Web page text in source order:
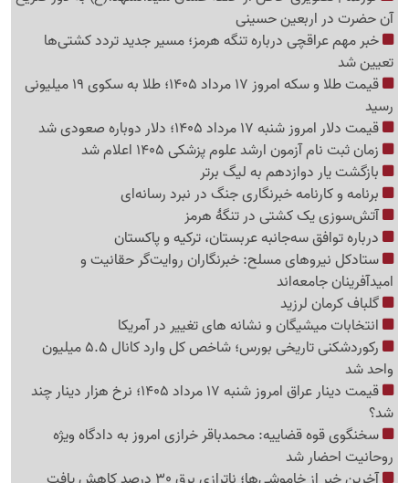
آن حضرت در اربعین حسینی
خبر مهم عراقچی درباره تنگه هرمز؛ مسیر جدید تردد کشتی‌ها
تعیین شد
قیمت طلا و سکه امروز 17 مرداد 1405؛ طلا به سکوی 19 میلیونی
رسید
قیمت دلار امروز شنبه 17 مرداد 1405؛ دلار دوباره صعودی شد
زمان ثبت نام آزمون ارشد علوم پزشکی 1405 اعلام شد
بازگشت یار دوازدهم به لیگ برتر
برنامه و کارنامه خبرنگاری جنگ در نبرد رسانه‌ای
آتش‌سوزی یک کشتی در تنگهٔ هرمز
درباره توافق سه‌جانبه عربستان، ترکیه و پاکستان
ستادکل نیروهای مسلح: خبرنگاران روایت‌گر حقانیت و
امیدآفرینان جامعه‌اند
گلباف کرمان لرزید
انتخابات میشیگان و نشانه های تغییر در آمریکا
رکوردشکنی تاریخی بورس؛ شاخص کل وارد کانال 5.5 میلیون
واحد شد
قیمت دینار عراق امروز شنبه 17 مرداد 1405؛ نرخ هزار دینار چند
شد؟
سخنگوی قوه قضاییه: محمدباقر خرازی امروز به دادگاه ویژه
روحانیت احضار شد